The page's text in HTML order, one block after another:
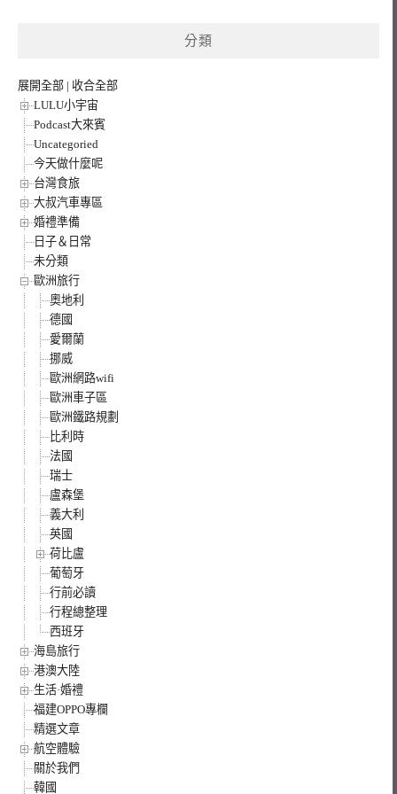
分類
展開全部 | 收合全部
LULU小宇宙
Podcast大來賓
Uncategoried
今天做什麼呢
台灣食旅
大叔汽車專區
婚禮準備
日子＆日常
未分類
歐洲旅行
奧地利
德國
愛爾蘭
挪威
歐洲網路wifi
歐洲車子區
歐洲鐵路規劃
比利時
法國
瑞士
盧森堡
義大利
英國
荷比盧
葡萄牙
行前必讀
行程總整理
西班牙
海島旅行
港澳大陸
生活·婚禮
福建OPPO專欄
精選文章
航空體驗
關於我們
韓國